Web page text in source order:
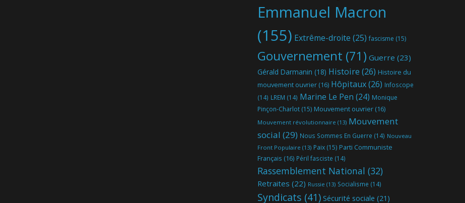
Emmanuel Macron
(155) Extrême-droite (25) fascisme (15)
Gouvernement (71) Guerre (23)
Gérald Darmanin (18) Histoire (26) Histoire du
mouvement ouvrier (16) Hôpitaux(26) Infoscope
(14) LREM (14) Marine Le Pen (24) Monique
Pinçon-Charlot (15) Mouvement ouvrier (16)
Mouvement révolutionnaire (13) Mouvement
social (29) Nous Sommes En Guerre (14) Nouveau
Front Populaire (13) Paix (15) Parti Communiste
Français (16) Péril fasciste (14)
Rassemblement National (32)
Retraites (22) Russie (13) Socialisme (14)
Syndicats (41) Sécurité sociale (21)